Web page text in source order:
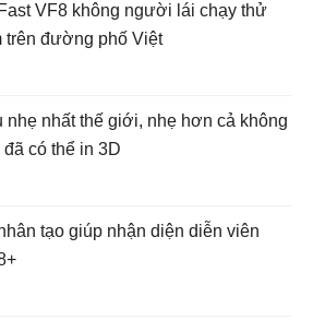
VF8 không người lái chạy thử
trên đường phố Việt
nhẹ nhất thế giới, nhẹ hơn cả không
đã có thể in 3D
tạo giúp nhận diện diễn viên